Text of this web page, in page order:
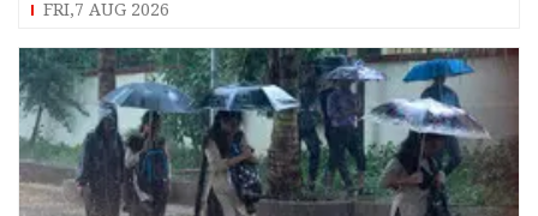
FRI,7 AUG 2026